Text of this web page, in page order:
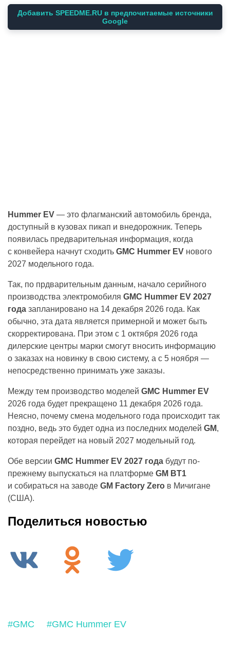
Добавить SPEEDME.RU в предпочитаемые источники
Google
Hummer EV — это флагманский автомобиль бренда,
доступный в кузовах пикап и внедорожник. Теперь
появилась предварительная информация, когда
с конвейера начнут сходить GMC Hummer EV нового
2027 модельного года.
Так, по прдварительным данным, начало серийного
производства электромобиля GMC Hummer EV 2027
года запланировано на 14 декабря 2026 года. Как
обычно, эта дата является примерной и может быть
скорректирована. При этом с 1 октября 2026 года
дилерские центры марки смогут вносить информацию
о заказах на новинку в свою систему, а с 5 ноября —
непосредственно принимать уже заказы.
Между тем производство моделей GMC Hummer EV
2026 года будет прекращено 11 декабря 2026 года.
Неясно, почему смена модельного года происходит так
поздно, ведь это будет одна из последних моделей GM,
которая перейдет на новый 2027 модельный год.
Обе версии GMC Hummer EV 2027 года будут по-
прежнему выпускаться на платформе GM BT1
и собираться на заводе GM Factory Zero в Мичигане
(США).
Поделиться новостью
#GMC #GMC Hummer EV